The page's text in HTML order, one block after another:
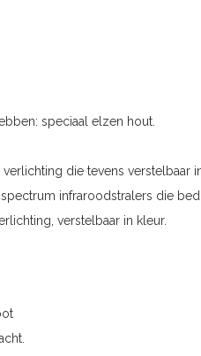
speciaal elzen hout.
die tevens verstelbaar
infraroodstralers die
verstelbaar in kleur.